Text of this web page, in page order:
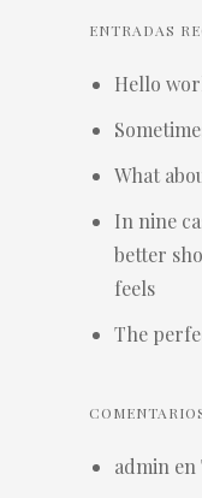
ENTRADAS
Hello
What
In nine
better
feels
The
admin en